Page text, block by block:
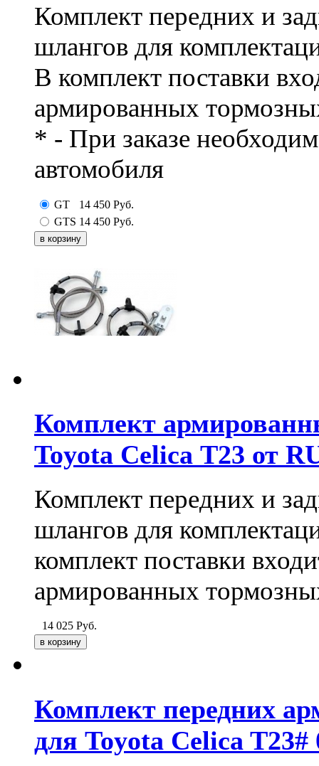
Комплект передних и
шлангов для
В комплект поставки
армированных
* - При заказе
автомобиля
GT 14 450 Руб.
GTS 14 450 Руб.
Комплект
Toyota Celica Т23 от
Комплект передних и
шлангов для
комплект поставки
армированных
14 025 Руб.
Комплект передних
для Toyota Celica